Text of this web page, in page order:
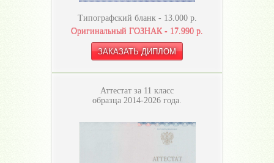
Типографский бланк - 13.000р.
Оригинальный ГОЗНАК - 17.990 р.
Аттестат за 11 класс
образца 2014-2026 года.